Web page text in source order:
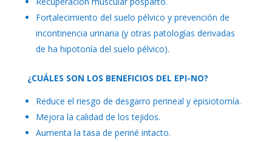
Fortalecimiento del suelo pélvico y prevención de
incontinencia urinaria (y otras patologías derivadas
de ha hipotonía del suelo pélvico).
¿CUÁLES SON LOS BENEFICIOS DEL EPI-NO?
Reduce el riesgo de desgarro perineal y episiotomía.
Mejora la calidad de los tejidos.
Aumenta la tasa de periné intacto.